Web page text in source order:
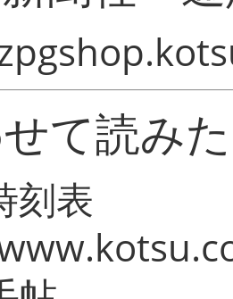
て読み
刻表